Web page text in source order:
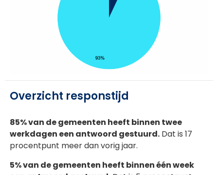
Overzicht responstijd
85% van de gemeenten heeft binnen twee
werkdagen een antwoord gestuurd. Dat is 17
procentpunt meer dan vorig jaar.
5% van de gemeenten heeft binnen één week